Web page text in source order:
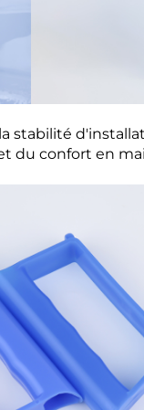
stabilité
du confort en